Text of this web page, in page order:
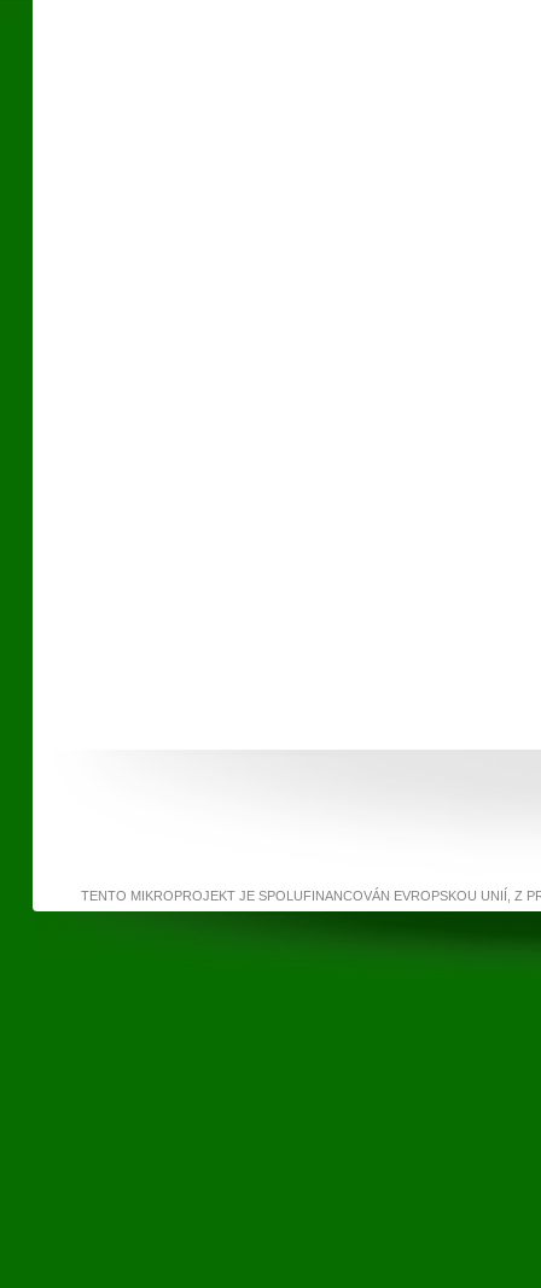
TENTO MIKROPROJEKT JE SPOLUFINANCOVÁN EVROPSKOU UNIÍ, Z